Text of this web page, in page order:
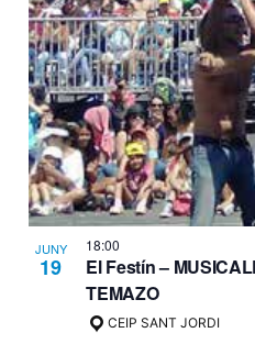
JUNY
19
18:00
El Festín –
TEMAZO
CEIP SANT JORDI